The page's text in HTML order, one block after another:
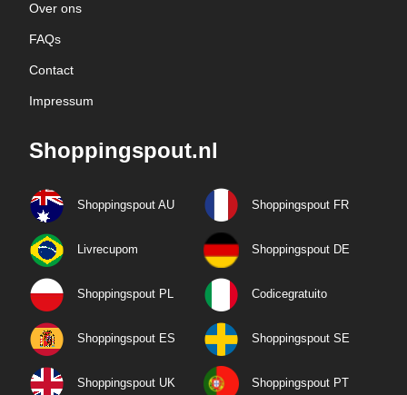
Over ons
FAQs
Contact
Impressum
Shoppingspout.nl
Shoppingspout AU Shoppingspout FR
Livrecupom Shoppingspout DE
Shoppingspout PL Codicegratuito
Shoppingspout ES Shoppingspout SE
Shoppingspout UK Shoppingspout PT